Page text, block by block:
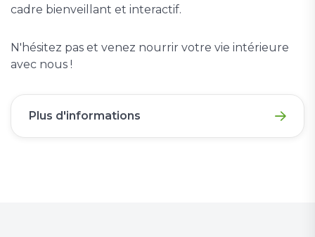
cadre bienveillant et interactif.
N'hésitez pas et venez nourrir votre vie intérieure
avec nous !
Plus d'informations